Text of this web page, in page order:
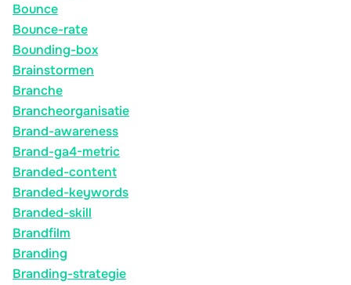
Bounce
Bounce-rate
Bounding-box
Brainstormen
Branche
Brancheorganisatie
Brand-awareness
Brand-ga4-metric
Branded-content
Branded-keywords
Branded-skill
Brandfilm
Branding
Branding-strategie